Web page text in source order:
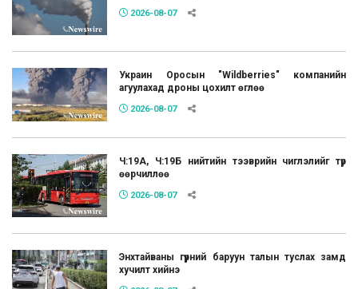
2026-08-07
Украин Оросын "Wildberries" компанийн
агуулахад дроны цохилт өглөө
2026-08-07
Ч:19А, Ч:19Б нийтийн тээврийн чиглэлийг түр
өөрчиллөө
2026-08-07
Энхтайваны гүүрний баруун талын туслах замд
хучилт хийнэ